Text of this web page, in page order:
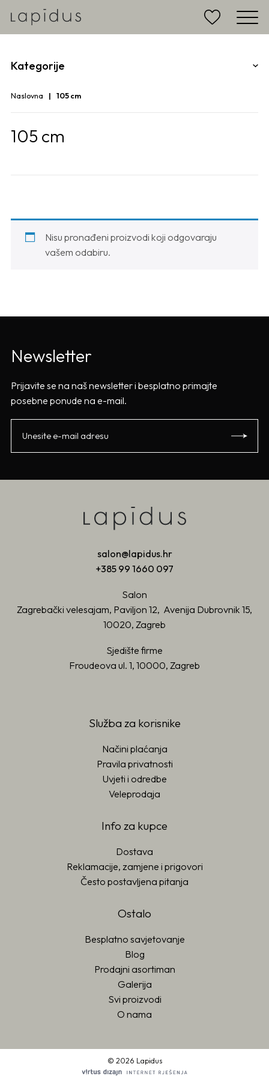
Kategorije
Naslovna 105 cm
105 cm
Nisu pronađeni proizvodi koji odgovaraju
vašem odabiru.
Newsletter
Prijavite se na naš newsletter i besplatno primajte
posebne ponude na e-mail.
salon@lapidus.hr
+385 99 1660 097
Salon
Zagrebački velesajam, Paviljon 12, Avenija Dubrovnik 15,
10020, Zagreb
Sjedište firme
Froudeova ul. 1, 10000, Zagreb
Služba za korisnike
Načini plaćanja
Pravila privatnosti
Uvjeti i odredbe
Veleprodaja
Info za kupce
Dostava
Reklamacije, zamjene i prigovori
Često postavljena pitanja
Ostalo
Besplatno savjetovanje
Blog
Prodajni asortiman
Galerija
Svi proizvodi
O nama
© 2026 Lapidus